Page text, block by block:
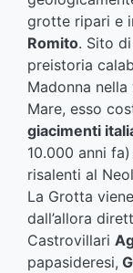
grotte ripari e
Romito. Sito
preistoria
Madonna
Mare, esso
giacimenti
10.000 anni
risalenti al
La Grotta
dall’allora
Castrovillari
papasideresi,